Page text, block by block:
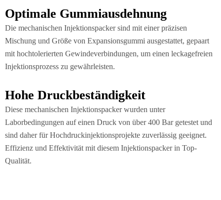
Optimale Gummiausdehnung
Die mechanischen Injektionspacker sind mit einer präzisen
Mischung und Größe von Expansionsgummi ausgestattet, gepaart
mit hochtolerierten Gewindeverbindungen, um einen leckagefreien
Injektionsprozess zu gewährleisten.
Hohe Druckbeständigkeit
Diese mechanischen Injektionspacker wurden unter
Laborbedingungen auf einen Druck von über 400 Bar getestet und
sind daher für Hochdruckinjektionsprojekte zuverlässig geeignet.
Effizienz und Effektivität mit diesem Injektionspacker in Top-
Qualität.